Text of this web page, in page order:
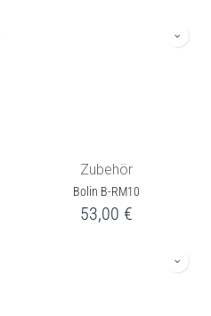
Zubehör
Bolin B-RM10
53,00 €